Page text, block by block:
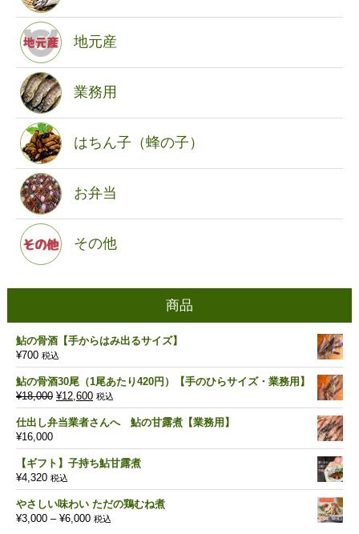
地元産
業務用
はちん子（蜂の子）
お弁当
その他
商品
鮎の骨酒【手からはみ出るサイズ】
¥700 税込
鮎の骨酒30尾（1尾あたり420円）【手のひらサイズ・業務用】
¥18,000 元
の
価
は
¥18,000
で
し
た。
¥12,600現
在
の
格
は
す。
税込
仕出し弁当業者さんへ 鮎の甘露煮【業務用】
¥16,000
【ギフト】子持ち鮎甘露煮
¥4,320 税込
やさしい味わい ただの鶏むね煮
¥3,000 – ¥6,000価税込